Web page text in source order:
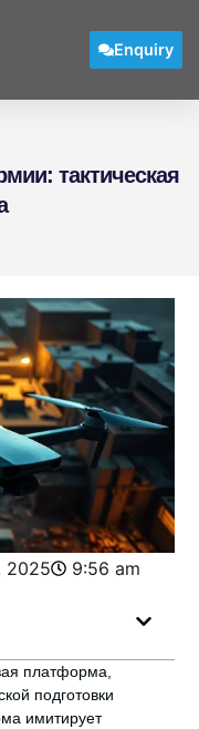
Enquiry
тактическая
2025 9:56 am
платформа,
подготовки
имитирует